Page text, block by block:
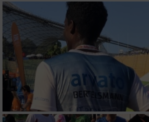
verschiedenen Quellen
Entwicklung und Verbesserung der
Verwendung reduzierter Daten zur
von Inhalten
IAB-Besonderheiten:
Verwendung genauer Standortdaten